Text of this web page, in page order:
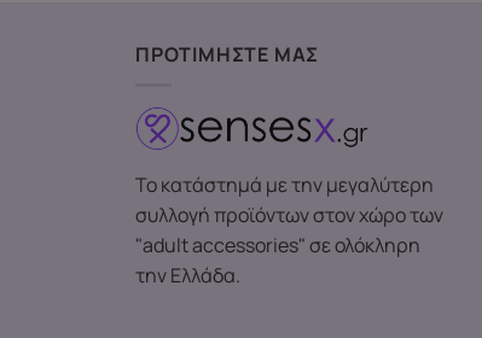
ΠΡΟΤΙΜΗΣΤΕ ΜΑΣ
Το κατάστημά με την μεγαλύτερη
συλλογή προϊόντων στον χώρο των
"adult accessories" σε ολόκληρη
την Ελλάδα.